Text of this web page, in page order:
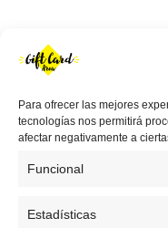
Para ofrecer las mejores
tecnologías nos permitirá
afectar negativamente a
Funcional
Estadísticas